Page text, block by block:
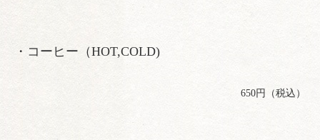
・コーヒー（HOT,COLD)
650円（税込）